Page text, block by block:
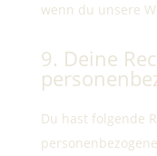
wenn du unsere
9. Deine
Du hast folgende